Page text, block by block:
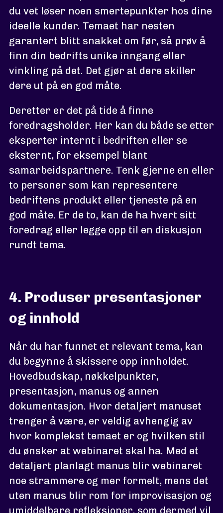
du vet løser noen smertepunkter hos dine
ideelle kunder. Temaet har nesten
garantert blitt snakket om før, så prøv å
finn din bedrifts unike inngang eller
vinkling på det. Det gjør at dere skiller
dere ut på en god måte.
Deretter er det på tide å finne
foredragsholder. Her kan du både se etter
eksperter internt i bedriften eller se
eksternt, for eksempel blant
samarbeidspartnere. Tenk gjerne en eller
to personer som kan representere
bedriftens produkt eller tjeneste på en
god måte. Er de to, kan de ha hvert sitt
foredrag eller legge opp til en diskusjon
rundt tema.
4. Produser presentasjoner
og innhold
Når du har funnet et relevant tema, kan
du begynne å skissere opp innholdet.
Hovedbudskap, nøkkelpunkter,
presentasjon, manus og annen
dokumentasjon. Hvor detaljert manuset
trenger å være, er veldig avhengig av
hvor komplekst temaet er og hvilken stil
du ønsker at webinaret skal ha. Med et
detaljert planlagt manus blir webinaret
noe strammere og mer formelt, mens det
uten manus blir rom for improvisasjon og
umiddelbare refleksjoner, som dermed vil